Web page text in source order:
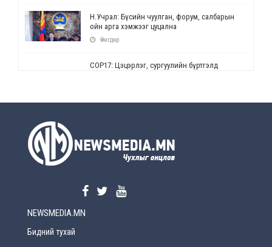
Н.Учрал: Бүсийн чуулган, форум, салбарын
ойн арга хэмжээг цуцална
Өчигдөр
СОР17: Цэцэрлэг, сургуулийн бүртгэлд
Өчигдөр
Өчигдөр
NEWSMEDIA.MN
Бидний тухай